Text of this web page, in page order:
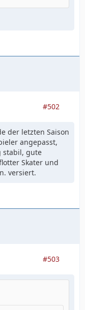
#502
der letzten Saison
angepasst,
stabil, gute
Skater und
versiert.
#503